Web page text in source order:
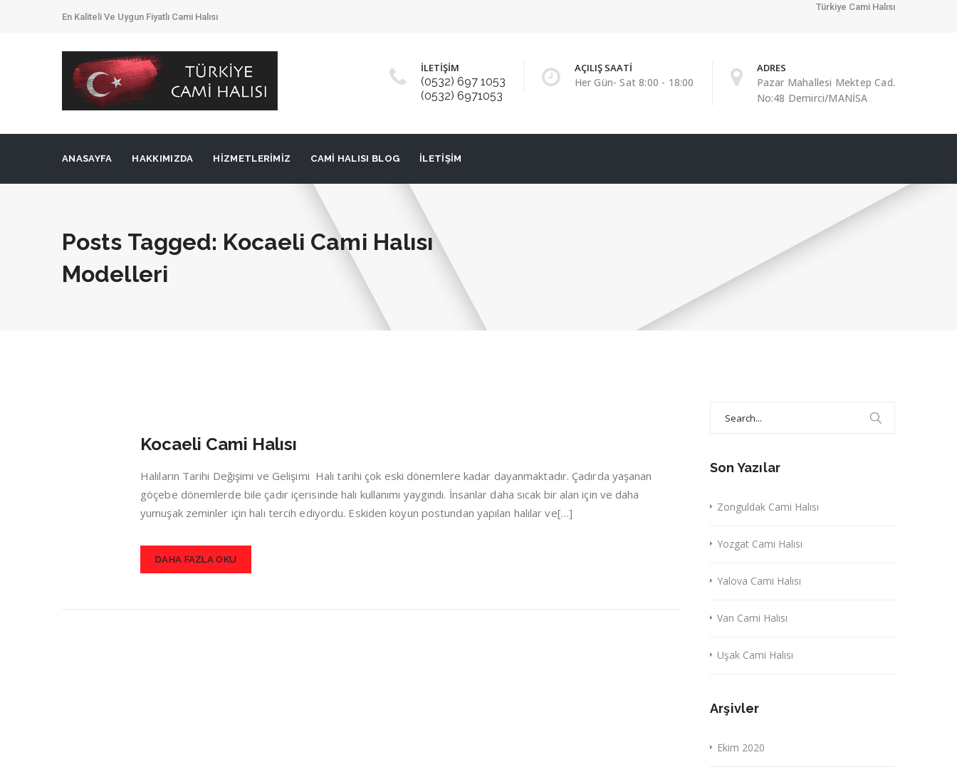
En Kaliteli Ve Uygun Fiyatlı Cami Halısı
Türkiye Cami Halısı
İLETİŞİM
(0532) 697 1053
(0532) 6971053
AÇILIŞ SAATİ
Her Gün- Sat 8:00 - 18:00
ADRES
Pazar Mahallesi Mektep Cad.
No:48 Demirci/MANİSA
ANASAYFA HAKKIMIZDA HIZMETLERIMIZ CAMI HALISI BLOG İLETIŞIM
Posts Tagged: Kocaeli Cami Halısı
Modelleri
Kocaeli Cami Halısı
Halıların Tarihi Değişimi ve Gelişimi Halı tarihi çok eski dönemlere kadar dayanmaktadır. Çadırda yaşanan
göçebe dönemlerde bile çadır içerisinde halı kullanımı yaygındı. İnsanlar daha sıcak bir alan için ve daha
yumuşak zeminler için halı tercih ediyordu. Eskiden koyun postundan yapılan halılar ve[…]
DAHA FAZLA OKU
Son Yazılar
Zonguldak Cami Halısı
Yozgat Cami Halısı
Yalova Cami Halısı
Van Cami Halısı
Uşak Cami Halısı
Arşivler
Ekim 2020